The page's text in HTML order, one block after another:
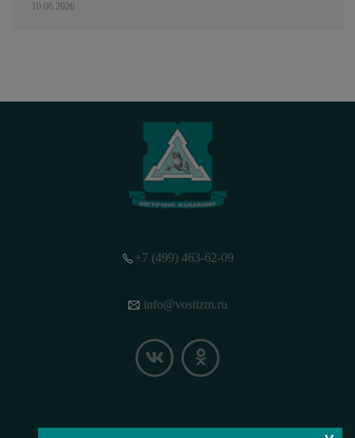
10.06.2026
+7 (499) 463-62-09
info@vostizm.ru